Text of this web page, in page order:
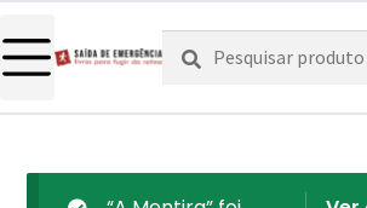
Pesquisar
por:
Pesquisa